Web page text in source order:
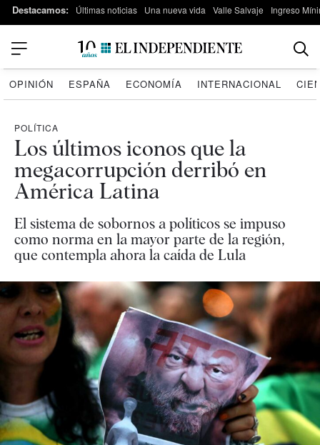
Destacamos: Últimas noticias Una nueva vida Valle Salvaje Ingreso
OPINIÓN ESPAÑA ECONOMÍA INTERNACIONAL
POLÍTICA
Los últimos iconos que la
megacorrupción derribó en
América Latina
El sistema de sobornos a políticos se impuso
como norma en la mayor parte de la región,
que contempla ahora la caída de Lula